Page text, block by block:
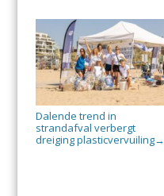
Dalende trend in
strandafval verbergt
dreiging plasticvervuiling→